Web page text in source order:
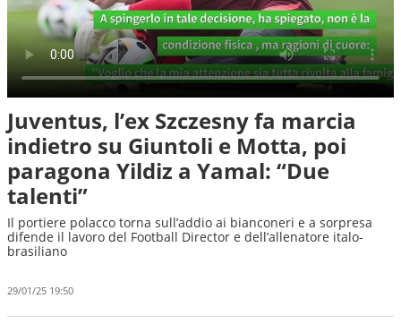
Juventus, l’ex Szczesny fa marcia
indietro su Giuntoli e Motta, poi
paragona Yildiz a Yamal: “Due
talenti”
Il portiere polacco torna sull’addio ai bianconeri e a sorpresa
difende il lavoro del Football Director e dell’allenatore italo-
brasiliano
29/01/25 19:50